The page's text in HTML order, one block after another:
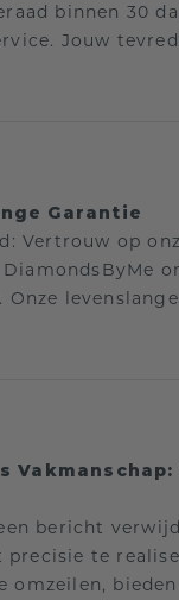
binnen 30
Jouw
Garantie
Vertrouw op
Onze
bericht
te
omzeilen,